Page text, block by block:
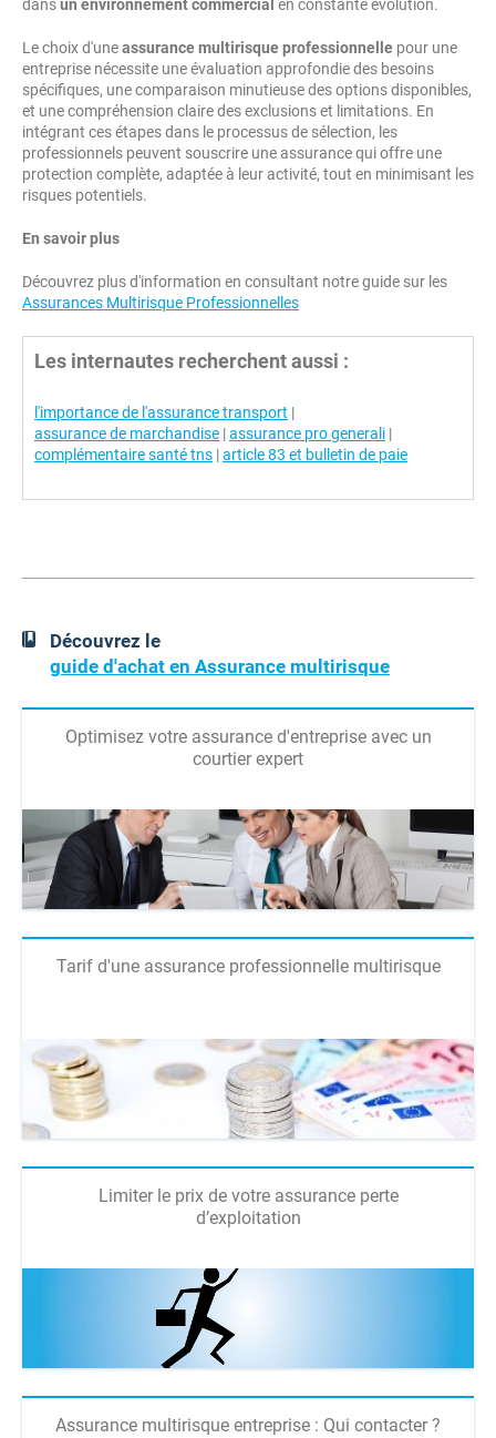
dansun environnement commercial en constante évolution.
Le choix d'uneassurance multirisque professionnelle pour une
entreprise nécessite une évaluation approfondie des besoins
spécifiques, une comparaison minutieuse des options disponibles,
et une compréhension claire des exclusions et limitations. En
intégrant ces étapes dans le processus de sélection, les
professionnels peuvent souscrire une assurance qui offre une
protection complète, adaptée à leur activité, tout en minimisant les
risques potentiels.
En savoir plus
Découvrez plus d'information en consultant notre guide sur les
Assurances Multirisque Professionnelles
Les internautes recherchent aussi :
l'importance de l'assurance transport |
assurance de marchandise |assurance pro generali |
complémentaire santé tns |article 83 et bulletin de paie
Découvrez le
guide d'achat en Assurance multirisque
Optimisez votre assurance d'entreprise avec un
courtier expert
Tarif d'une assurance professionnelle multirisque
Limiter le prix de votre assurance perte
d’exploitation
Assurance multirisque entreprise : Qui contacter ?